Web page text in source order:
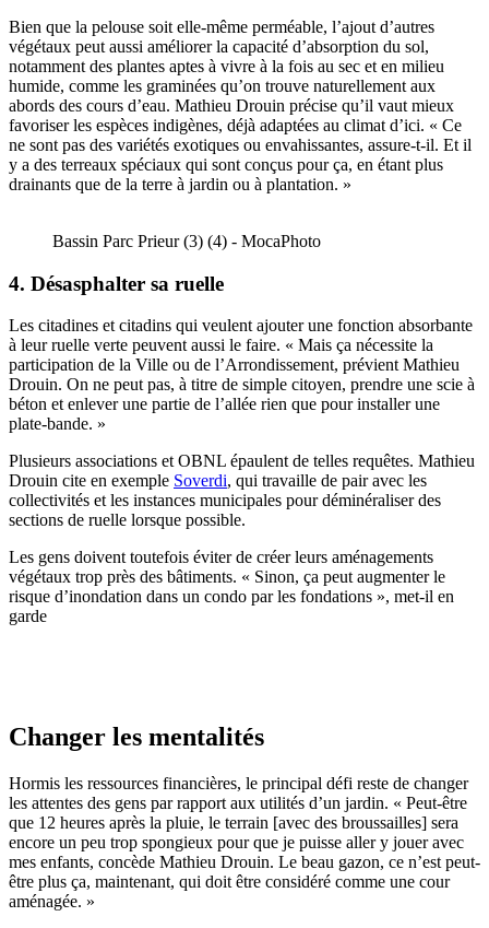
Bien que la pelouse soit elle-même perméable, l’ajout d’autres
végétaux peut aussi améliorer la capacité d’absorption du sol,
notamment des plantes aptes à vivre à la fois au sec et en milieu
humide, comme les graminées qu’on trouve naturellement aux
abords des cours d’eau. Mathieu Drouin précise qu’il vaut mieux
favoriser les espèces indigènes, déjà adaptées au climat d’ici. « Ce
ne sont pas des variétés exotiques ou envahissantes, assure-t-il. Et il
y a des terreaux spéciaux qui sont conçus pour ça, en étant plus
drainants que de la terre à jardin ou à plantation. »
Bassin Parc Prieur (3) (4) - MocaPhoto
4. Désasphalter sa ruelle
Les citadines et citadins qui veulent ajouter une fonction absorbante
à leur ruelle verte peuvent aussi le faire. « Mais ça nécessite la
participation de la Ville ou de l’Arrondissement, prévient Mathieu
Drouin. On ne peut pas, à titre de simple citoyen, prendre une scie à
béton et enlever une partie de l’allée rien que pour installer une
plate-bande. »
Plusieurs associations et OBNL épaulent de telles requêtes. Mathieu
Drouin cite en exemple Soverdi, qui travaille de pair avec les
collectivités et les instances municipales pour déminéraliser des
sections de ruelle lorsque possible.
Les gens doivent toutefois éviter de créer leurs aménagements
végétaux trop près des bâtiments. « Sinon, ça peut augmenter le
risque d’inondation dans un condo par les fondations », met-il en
garde
Changer les mentalités
Hormis les ressources financières, le principal défi reste de changer
les attentes des gens par rapport aux utilités d’un jardin. « Peut-être
que 12 heures après la pluie, le terrain [avec des broussailles] sera
encore un peu trop spongieux pour que je puisse aller y jouer avec
mes enfants, concède Mathieu Drouin. Le beau gazon, ce n’est peut-
être plus ça, maintenant, qui doit être considéré comme une cour
aménagée. »